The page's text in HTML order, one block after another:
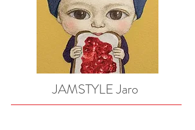
JAMSTYLE Jaro